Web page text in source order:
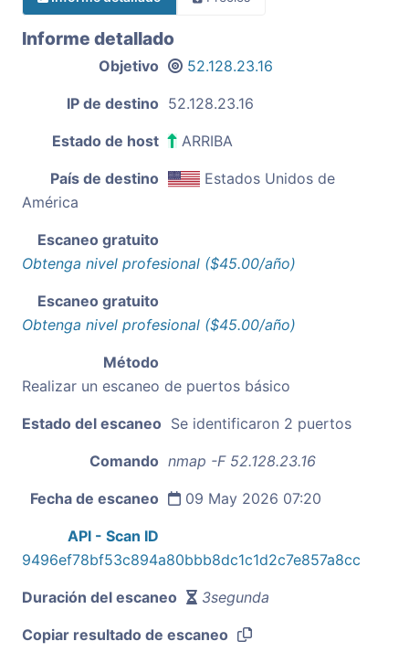
Informe detallado
Objetivo 52.128.23.16
IP de destino 52.128.23.16
Estado de host ARRIBA
País de destino
Estados Unidos de
América
Escaneo gratuito
Obtenga nivel profesional ($45.00/año)
Escaneo gratuito
Obtenga nivel profesional ($45.00/año)
Método
Realizar un escaneo de puertos básico
Estado del escaneo Se identificaron 2 puertos
Comando nmap -F 52.128.23.16
Fecha de escaneo 09 May 2026 07:20
API - Scan ID
9496ef78bf53c894a80bbb8dc1c1d2c7e857a8cc
Duración del escaneo 3segunda
Copiar resultado de escaneo